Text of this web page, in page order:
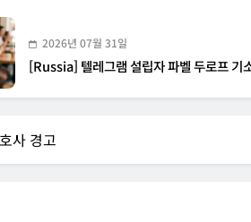
[EU] 틱톡의 아동 보호 미흡 관련
07월 31일
텔레그램 설립자 파벨 두로프 기소
사 경고